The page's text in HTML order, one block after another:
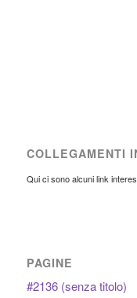
COLLEGAMENTI
Qui ci sono alcuni link
PAGINE
#2136 (senza titolo)